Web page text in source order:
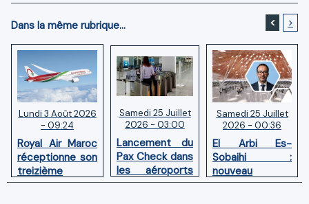
Dans la même rubrique... < >
Lundi 3 Août 2026
- 09:24
Royal Air Maroc
réceptionne son
treizième
Boeing 787
Samedi 25 Juillet
2026 - 03:00
Lancement du
Pax Check dans
les aéroports
du Maroc
Samedi 25 Juillet
2026 - 00:36
El Arbi Es-
Sobaihi :
nouveau
directeur à la